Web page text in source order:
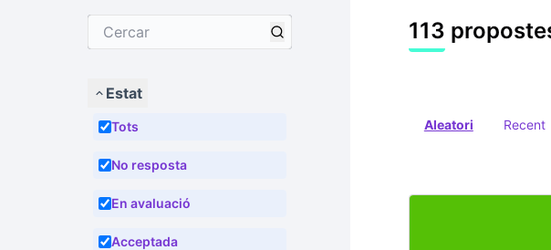
Estat
Tots
No resposta
En avaluació
Acceptada
113
Aleatori Recent